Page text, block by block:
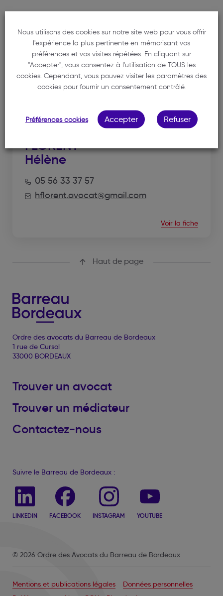
NOTRE MEMBRE
FLORENT
Hélène
05 56 33 37 57
hflorent.avocat@gmail.com
Voir la fiche
Haut de page
Ordre des avocats du Barreau de Bordeaux
1 rue de Cursol
33000 BORDEAUX
Trouver un avocat
Trouver un médiateur
Contactez-nous
Suivre le Barreau de Bordeaux :
LINKEDIN FACEBOOK INSTAGRAM YOUTUBE
© 2026 Ordre des Avocats du Barreau de Bordeaux
Mentions et publications légales
Données personnelles
Nous utilisons des cookies sur notre site web pour vous offrir
l'expérience la plus pertinente en mémorisant vos
préférences et vos visites répétées. En cliquant sur
"Accepter", vous consentez à l'utilisation de TOUS les
cookies. Cependant, vous pouvez visiter les paramètres des
cookies pour fournir un consentement contrôlé.
Préférences cookies Accepter Refuser